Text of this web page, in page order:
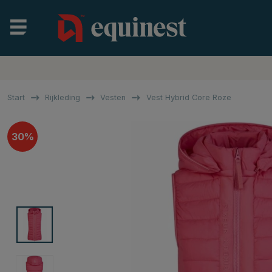
Start Rijkleding Vesten Vest Hybrid Core Roze
30%